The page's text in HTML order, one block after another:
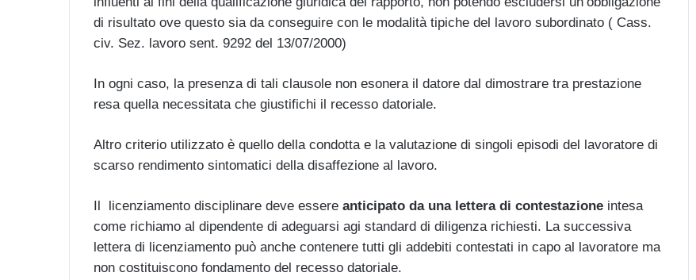
di risultato ove questo sia da conseguire con le modalità tipiche del lavoro subordinato ( Cass.
civ. Sez. lavoro sent. 9292 del 13/07/2000)
In ogni caso, la presenza di tali clausole non esonera il datore dal dimostrare tra prestazione
resa quella necessitata che giustifichi il recesso datoriale.
Altro criterio utilizzato è quello della condotta e la valutazione di singoli episodi del lavoratore di
scarso rendimento sintomatici della disaffezione al lavoro.
Il licenziamento disciplinare deve essere anticipato da una lettera di contestazione intesa
come richiamo al dipendente di adeguarsi agi standard di diligenza richiesti. La successiva
lettera di licenziamento può anche contenere tutti gli addebiti contestati in capo al lavoratore ma
non costituiscono fondamento del recesso datoriale.